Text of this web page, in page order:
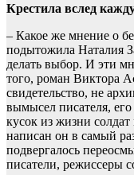
Крестила вслед
– Какое же мнение о
подытожила Наталия
делать выбор. И эти
того, роман Виктора
свидетельство, не
вымысел писателя,
кусок из жизни
написан он в самый
подвергалось
писатели, режиссеры